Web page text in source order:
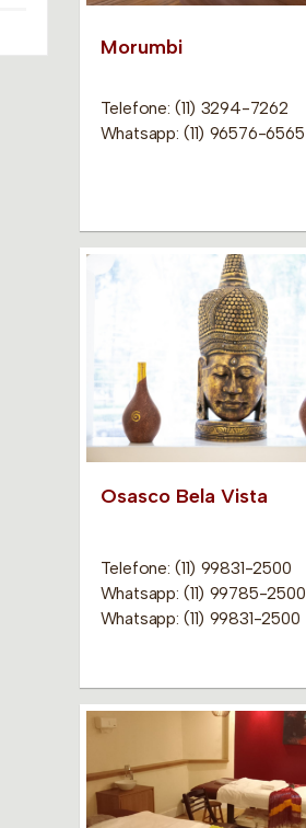
Morumbi
Telefone: (11) 3294-7262
Whatsapp: (11) 96576-6565
Osasco Bela Vista
Telefone: (11) 99831-2500
Whatsapp: (11) 99785-2500
Whatsapp: (11) 99831-2500